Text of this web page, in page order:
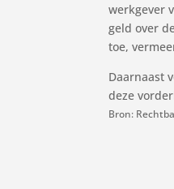
werkgever
geld over
toe,
Daarnaast
deze
Bron: